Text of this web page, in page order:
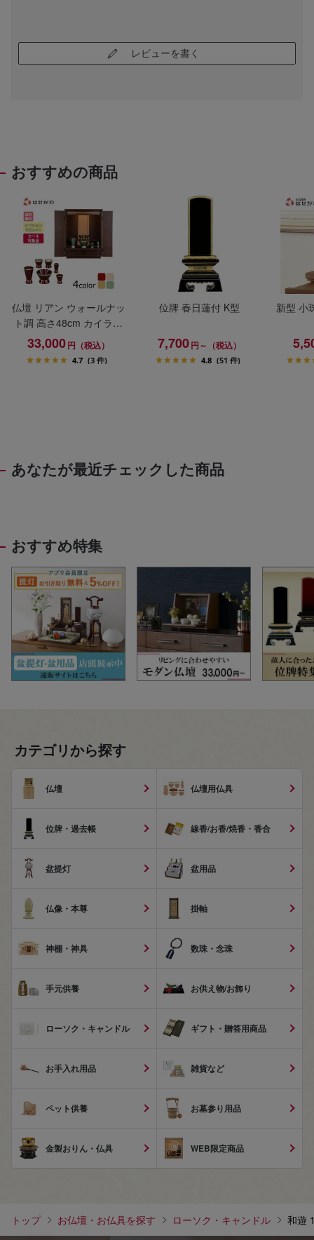
レビューを書く
おすすめの商品
仏壇 リアン ウォールナッ
ト調 高さ48cm カイラ具
足セット
33,000円（税込）
4.7 (3 件)
位牌 春日蓮付 K型
7,700円～（税込）
4.8 (51 件)
新型 小
あなたが最近チェックした商品
おすすめ特集
カテゴリから探す
仏壇 仏壇用仏具
位牌・過去帳 線香/お香/焼香・香合
盆提灯 盆用品
仏像・本尊 掛軸
神棚・神具 数珠・念珠
手元供養 お供え物/お飾り
ローソク・キャンドル ギフト・贈答用商品
お手入れ用品 雑貨など
ペット供養 お墓参り用品
金製おりん・仏具 WEB限定商品
トップ お仏壇・お仏具を探す ローソク・キャンドル 和遊